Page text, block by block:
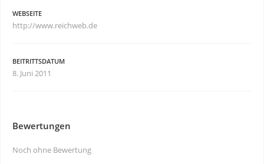
WEBSEITE
http://www.reichweb.de
BEITRITTSDATUM
8. Juni 2011
Bewertungen
Noch ohne Bewertung